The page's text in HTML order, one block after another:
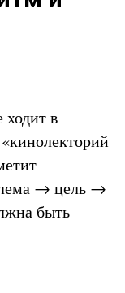
в
→ цель →
быть